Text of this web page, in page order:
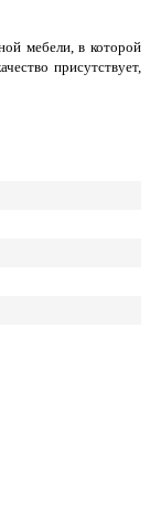
мебели, в которой
присутствует,